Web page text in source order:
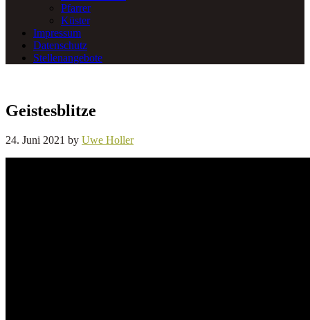
Pfarrer
Küster
Impressum
Datenschutz
Stellenangebote
Geistesblitze
24. Juni 2021 by Uwe Holler